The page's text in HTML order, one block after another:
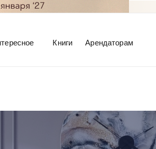
Книги Арендаторам